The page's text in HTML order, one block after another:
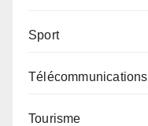
Sport
Télécommunications
Tourisme